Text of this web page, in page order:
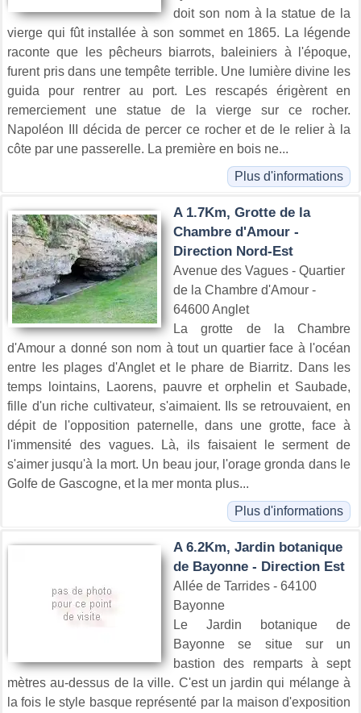
doit son nom à la statue de la
vierge qui fût installée à son sommet en 1865. La légende
raconte que les pêcheurs biarrots, baleiniers à l'époque,
furent pris dans une tempête terrible. Une lumière divine les
guida pour rentrer au port. Les rescapés érigèrent en
remerciement une statue de la vierge sur ce rocher.
Napoléon III décida de percer ce rocher et de le relier à la
côte par une passerelle. La première en bois ne...
Plus d'informations
A 1.7Km, Grotte de la
Chambre d'Amour -
Direction Nord-Est
Avenue des Vagues - Quartier
de la Chambre d'Amour -
64600 Anglet
La grotte de la Chambre
d'Amour a donné son nom à tout un quartier face à l'océan
entre les plages d'Anglet et le phare de Biarritz. Dans les
temps lointains, Laorens, pauvre et orphelin et Saubade,
fille d'un riche cultivateur, s'aimaient. Ils se retrouvaient, en
dépit de l'opposition paternelle, dans une grotte, face à
l'immensité des vagues. Là, ils faisaient le serment de
s'aimer jusqu'à la mort. Un beau jour, l'orage gronda dans le
Golfe de Gascogne, et la mer monta plus...
Plus d'informations
A 6.2Km, Jardin botanique
de Bayonne - Direction Est
Allée de Tarrides - 64100
Bayonne
Le Jardin botanique de
Bayonne se situe sur un
bastion des remparts à sept
mètres au-dessus de la ville. C'est un jardin qui mélange à
la fois le style basque représenté par la maison d'exposition